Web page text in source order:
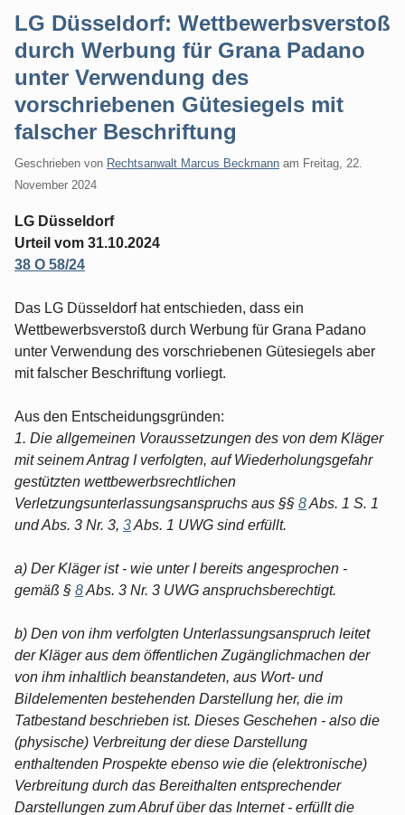
LG Düsseldorf: Wettbewerbsverstoß
durch Werbung für Grana Padano
unter Verwendung des
vorschriebenen Gütesiegels mit
falscher Beschriftung
Geschrieben von Rechtsanwalt Marcus Beckmann am Freitag, 22.
November 2024
LG Düsseldorf
Urteil vom 31.10.2024
38 O 58/24
Das LG Düsseldorf hat entschieden, dass ein
Wettbewerbsverstoß durch Werbung für Grana Padano
unter Verwendung des vorschriebenen Gütesiegels aber
mit falscher Beschriftung vorliegt.
Aus den Entscheidungsgründen:
1. Die allgemeinen Voraussetzungen des von dem Kläger
mit seinem Antrag I verfolgten, auf Wiederholungsgefahr
gestützten wettbewerbsrechtlichen
Verletzungsunterlassungsanspruchs aus §§ 8Abs. 1 S. 1
und Abs. 3 Nr. 3, 3Abs. 1 UWG sind erfüllt.
a) Der Kläger ist - wie unter I bereits angesprochen -
gemäß § 8Abs. 3 Nr. 3 UWG anspruchsberechtigt.
b) Den von ihm verfolgten Unterlassungsanspruch leitet
der Kläger aus dem öffentlichen Zugänglichmachen der
von ihm inhaltlich beanstandeten, aus Wort- und
Bildelementen bestehenden Darstellung her, die im
Tatbestand beschrieben ist. Dieses Geschehen - also die
(physische) Verbreitung der diese Darstellung
enthaltenden Prospekte ebenso wie die (elektronische)
Verbreitung durch das Bereithalten entsprechender
Darstellungen zum Abruf über das Internet - erfüllt die